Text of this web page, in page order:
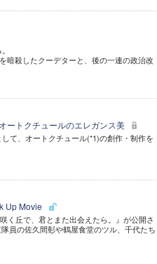
暗殺したクーデターと、後の一連の政治改
ートクチュールのエレガンス美
て、オートクチュール(*1)の創作・制作を
Up Movie
く丘で、君とまた出会えたら。』が公開さ
員の佐久間彰や鶴屋食堂のツル、千代たち